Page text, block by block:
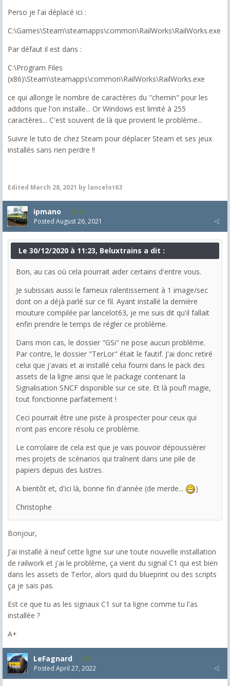
Perso je l'ai déplacé ici :
C:\Games\Steam\steamapps\common\RailWorks\RailWorks.exe
Par défaut il est dans :
C:\Program Files
(x86)\Steam\steamapps\common\RailWorks\RailWorks.exe
ce qui allonge le nombre de caractères du "chemin" pour les
addons que l'on installe... Or Windows est limité à 255
caractères... C'est souvent de là que provient le problème...
Suivre le tuto de chez Steam pour déplacer Steam et ses jeux
installés sans rien perdre !!
Edited March 28, 2021 by lancelot63
ipmano 42
Posted August 26, 2021
Le 30/12/2020 à 11:23, Beluxtrains a dit :
Bon, au cas où cela pourrait aider certains d'entre vous.
Je subissais aussi le fameux ralentissement à 1 image/sec
dont on a déjà parlé sur ce fil. Ayant installé la dernière
mouture compilée par lancelot63, je me suis dit qu'il fallait
enfin prendre le temps de régler ce problème.
Dans mon cas, le dossier "GSi" ne pose aucun problème.
Par contre, le dossier "TerLor" était le fautif. J'ai donc retiré
celui que j'avais et ai installé celui fourni dans le pack des
assets de la ligne ainsi que le package contenant la
Signalisation SNCF disponible sur ce site. Et là pouf! magie,
tout fonctionne parfaitement !
Ceci pourrait être une piste à prospecter pour ceux qui
n'ont pas encore résolu ce problème.
Le corrolaire de cela est que je vais pouvoir dépoussiérer
mes projets de scénarios qui traînent dans une pile de
papiers depuis des lustres.
A bientôt et, d'ici là, bonne fin d'année (de merde...
)
Christophe
Bonjour,
J'ai installé à neuf cette ligne sur une toute nouvelle installation
de railwork et j'ai le problème, ça vient du signal C1 qui est bien
dans les assets de Terlor, alors quid du blueprint ou des scripts
ça je sais pas.
Est ce que tu as les signaux C1 sur ta ligne comme tu l'as
installée ?
A+
LeFagnard 2
Posted April 27, 2022